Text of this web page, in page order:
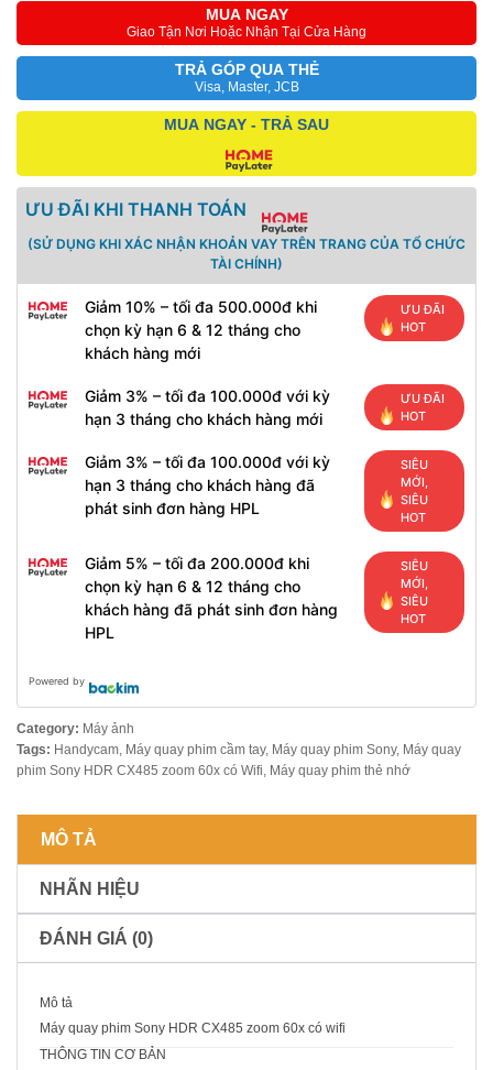
MUA NGAY
Giao Tận Nơi Hoặc Nhận Tại Cửa Hàng
TRẢ GÓP QUA THẺ
Visa, Master, JCB
MUA NGAY - TRẢ SAU
ƯU ĐÃI KHI THANH TOÁN
(SỬ DỤNG KHI XÁC NHẬN KHOẢN VAY TRÊN TRANG CỦA TỔ CHỨC
TÀI CHÍNH)
Giảm 10% – tối đa 500.000đ khi
chọn kỳ hạn 6 & 12 tháng cho
khách hàng mới
ƯU ĐÃI
HOT
Giảm 3% – tối đa 100.000đ với kỳ
hạn 3 tháng cho khách hàng mới
ƯU ĐÃI
HOT
Giảm 3% – tối đa 100.000đ với kỳ
hạn 3 tháng cho khách hàng đã
phát sinh đơn hàng HPL
SIÊU
MỚI,
SIÊU
HOT
Giảm 5% – tối đa 200.000đ khi
chọn kỳ hạn 6 & 12 tháng cho
khách hàng đã phát sinh đơn hàng
HPL
SIÊU
MỚI,
SIÊU
HOT
Powered by
Category: Máy ảnh
Tags: Handycam, Máy quay phim cầm tay, Máy quay phim Sony, Máy quay
phim Sony HDR CX485 zoom 60x có Wifi, Máy quay phim thẻ nhớ
MÔ TẢ
NHÃN HIỆU
ĐÁNH GIÁ (0)
Mô tả
Máy quay phim Sony HDR CX485 zoom 60x có wifi
THÔNG TIN CƠ BẢN